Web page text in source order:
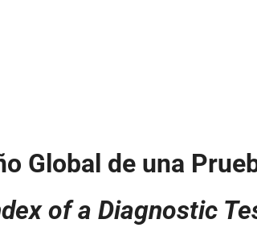
Global de una
of a Diagnostic